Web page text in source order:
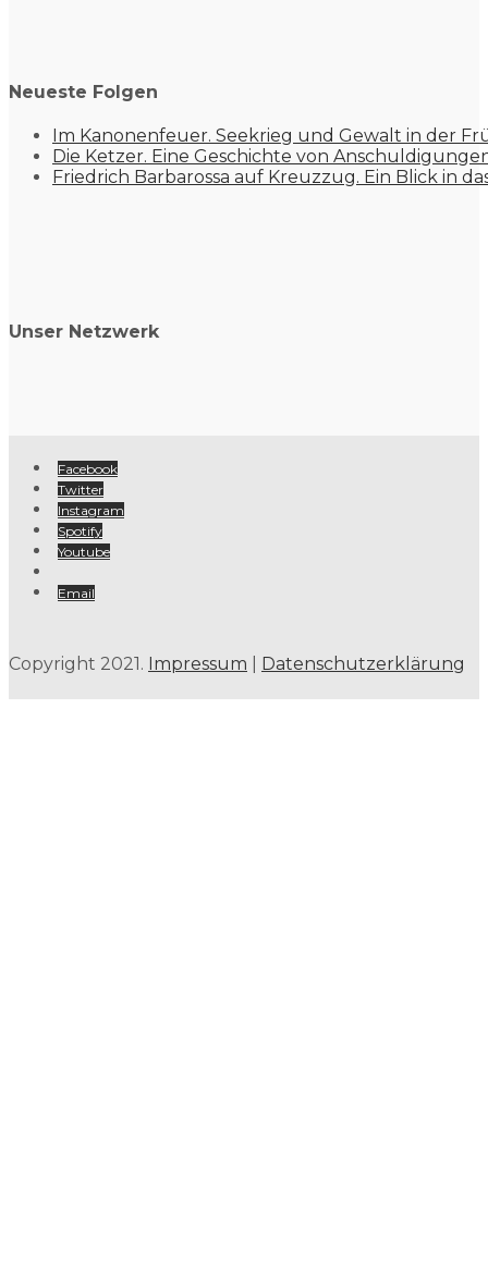
Neueste Folgen
Im Kanonenfeuer. Seekrieg und Gewalt in der
Die Ketzer. Eine Geschichte von
Friedrich Barbarossa auf Kreuzzug. Ein Blick in
Unser Netzwerk
Facebook
Twitter
Instagram
Spotify
Youtube
Email
Copyright 2021. Impressum Datenschutzerklärung